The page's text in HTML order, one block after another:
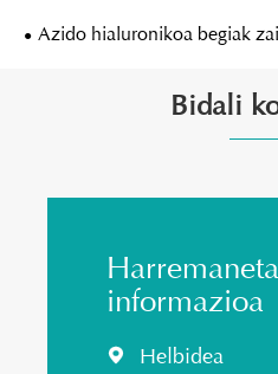
Azido hialuronikoa begiak
Bidali
informazioa
 Helbidea